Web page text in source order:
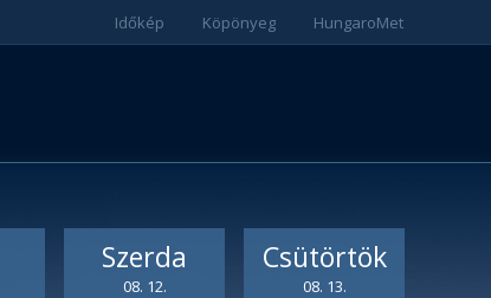
HungaroMet
Köpönyeg
Időkép
Szerda
08. 12.
Csütörtök
08. 13.